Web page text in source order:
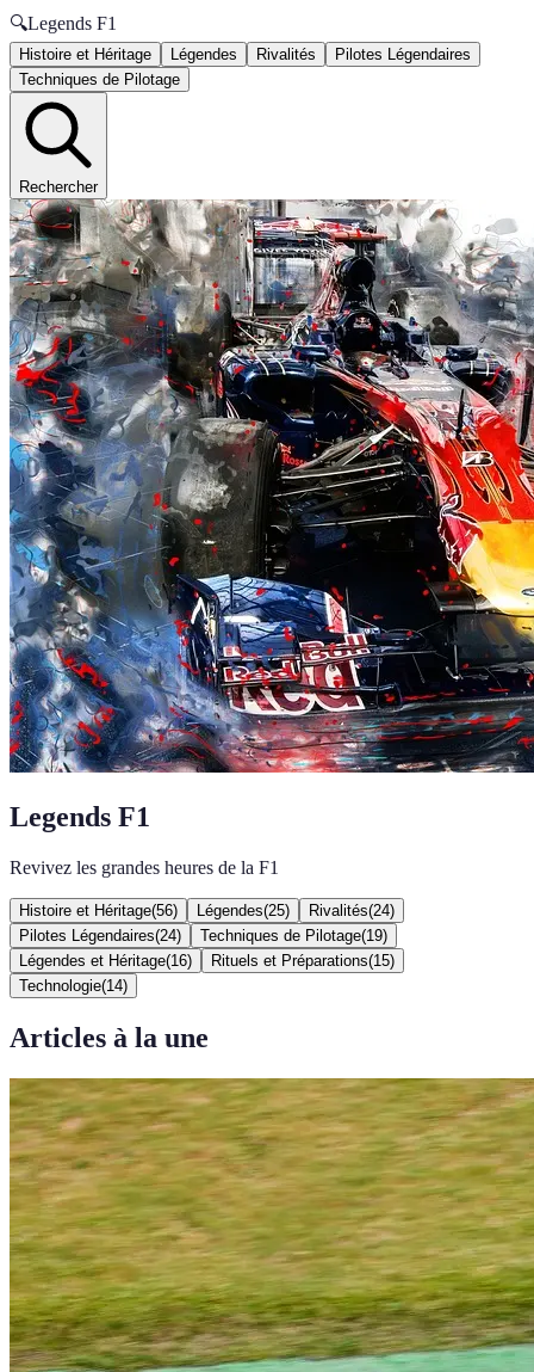
🔍Legends F1
Histoire et Héritage Légendes Rivalités
Pilotes Légendaires
Techniques de Pilotage
Rechercher
Legends F1
Revivez les grandes heures de la F1
Histoire et Héritage(56) Légendes(25) Rivalités(24)
Pilotes Légendaires(24) Techniques de Pilotage(19)
Légendes et Héritage(16) Rituels et Préparations(15)
Technologie(14)
Articles à la une